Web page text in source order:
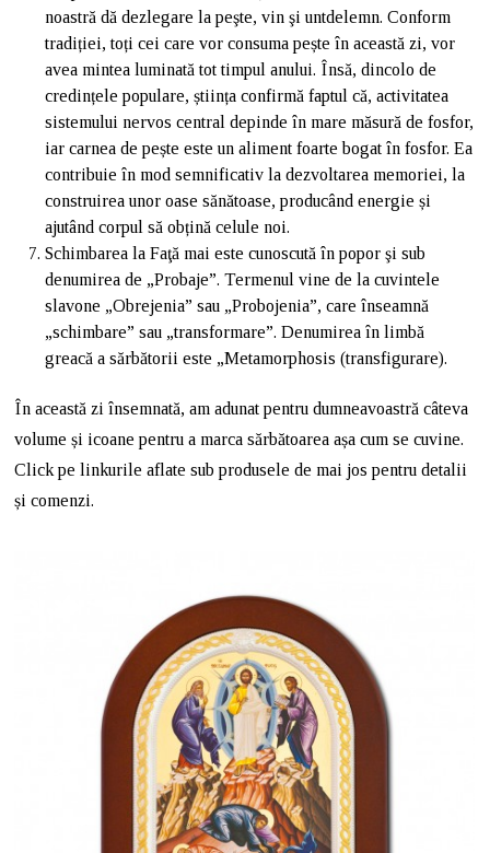
noastră dă dezlegare la peşte, vin şi untdelemn. Conform
tradiției, toți cei care vor consuma pește în această zi, vor
avea mintea luminată tot timpul anului. Însă, dincolo de
credințele populare, știința confirmă faptul că, activitatea
sistemului nervos central depinde în mare măsură de fosfor,
iar carnea de pește este un aliment foarte bogat în fosfor. Ea
contribuie în mod semnificativ la dezvoltarea memoriei, la
construirea unor oase sănătoase, producând energie și
ajutând corpul să obțină celule noi.
Schimbarea la Faţă mai este cunoscută în popor şi sub
denumirea de „Probaje”. Termenul vine de la cuvintele
slavone „Obrejenia” sau „Probojenia”, care înseamnă
„schimbare” sau „transformare”. Denumirea în limbă
greacă a sărbătorii este „Metamorphosis (transfigurare).
În această zi însemnată, am adunat pentru dumneavoastră câteva
volume și icoane pentru a marca sărbătoarea așa cum se cuvine.
Click pe linkurile aflate sub produsele de mai jos pentru detalii
și comenzi.